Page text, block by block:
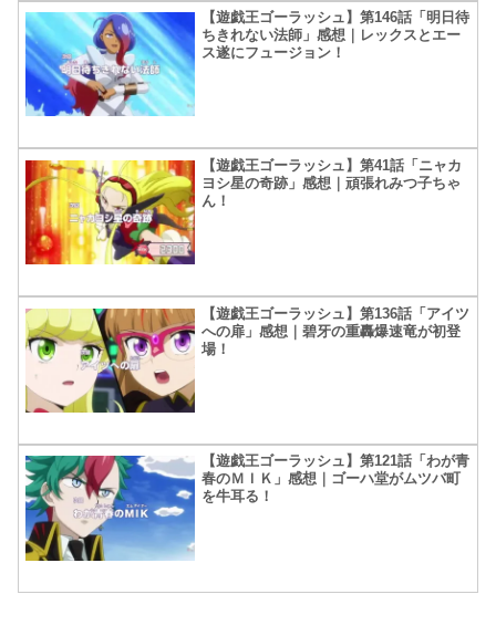
【遊戯王ゴーラッシュ】第146話「明日待
ちきれない法師」感想｜レックスとエー
ス遂にフュージョン！
【遊戯王ゴーラッシュ】第41話「ニャカ
ヨシ星の奇跡」感想｜頑張れみつ子ちゃ
ん！
【遊戯王ゴーラッシュ】第136話「アイツ
への扉」感想｜碧牙の重轟爆速竜が初登
場！
【遊戯王ゴーラッシュ】第121話「わが青
春のＭＩＫ」感想｜ゴーハ堂がムツバ町
を牛耳る！